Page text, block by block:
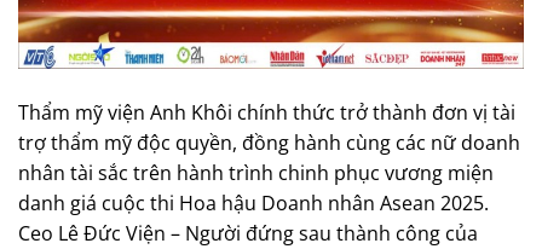
Thẩm mỹ viện Anh Khôi chính thức trở thành đơn vị tài
trợ thẩm mỹ độc quyền, đồng hành cùng các nữ doanh
nhân tài sắc trên hành trình chinh phục vương miện
danh giá cuộc thi Hoa hậu Doanh nhân Asean 2025.
Ceo Lê Đức Viện – Người đứng sau thành công của